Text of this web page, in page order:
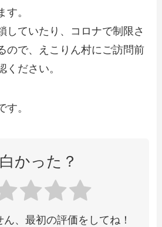
す。
していたり、コロナで制限さ
ので、えこりん村にご訪問前
ください。
。
かった？
、最初の評価をしてね！